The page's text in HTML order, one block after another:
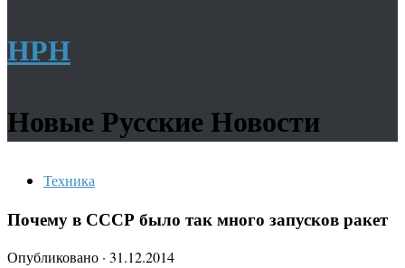
НРН
Новые Русские Новости
Техника
Почему в СССР было так много запусков ракет
Опубликовано · 31.12.2014